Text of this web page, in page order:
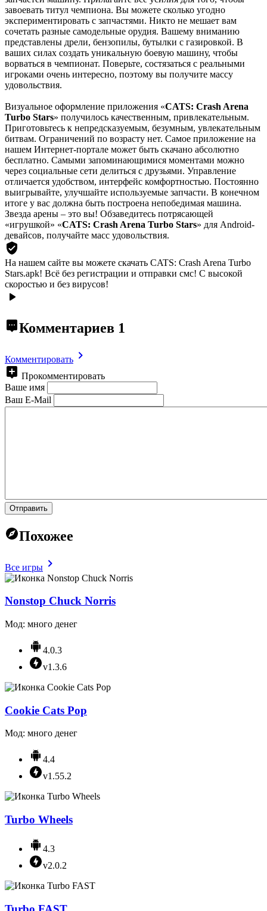
завоевать титул чемпиона. Вы можете сколько угодно
экспериментировать с запчастями. Никто не мешает вам
сочетать разные самодельные орудия. Вашему вниманию
представлены дрели, бензопилы, бутылки с газировкой. В
ваших силах создать уникальную боевую машину, чтобы
ворваться в чемпионат. Поверьте, состязаться с реальными
игроками очень интересно, поэтому вы получите массу
удовольствия.
Визуальное оформление приложения «CATS: Crash Arena
Turbo Stars» получилось качественным, привлекательным.
Приготовьтесь к непредсказуемым, безумным, увлекательным
битвам. Ограничений по возрасту нет. Самое приложение на
нашем Интернет-портале может быть скачано абсолютно
бесплатно. Самыми запоминающимися моментами можно
через социальные сети делиться с друзьями. Управление
отличается удобством, интерфейс комфортностью. Постоянно
выигрывайте, улучшайте используемые запчасти. В конечном
итоге у вас должна быть построена непобедимая машина.
Звезда арены – это вы! Обзаведитесь потрясающей
«игрушкой» «CATS: Crash Arena Turbo Stars» для Android-
девайсов, получайте масс удовольствия.
На нашем сайте вы можете скачать CATS: Crash Arena Turbo
Stars.apk! Всё без регистрации и отправки смс! С высокой
скоростью и без вирусов!
Комментариев 1
Комментировать
Прокомментировать
Ваше имя
Ваш E-Mail
Отправить
Похожее
Все игры
Nonstop Chuck Norris
Мод: много денег
4.0.3
v1.3.6
Cookie Cats Pop
Мод: много денег
4.4
v1.55.2
Turbo Wheels
4.3
v2.0.2